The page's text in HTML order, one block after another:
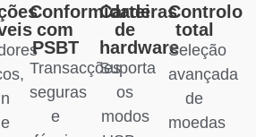
Conformidade
com
PSBT
Transacções
seguras
e
Carteiras
de
hardware
Suporta
os
modos
Controlo
total
Seleção
avançada
de
moedas